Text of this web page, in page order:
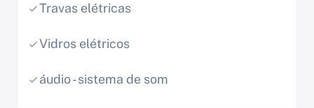
Travas elétricas
Vidros elétricos
áudio - sistema de som